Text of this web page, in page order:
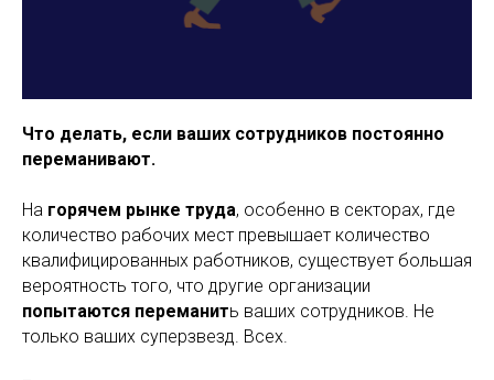
Что делать, если ваших сотрудников постоянно
переманивают.
На горячем рынке труда, особенно в секторах, где
количество рабочих мест превышает количество
квалифицированных работников, существует большая
вероятность того, что другие организации
попытаются переманить ваших сотрудников. Не
только ваших суперзвезд. Всех.